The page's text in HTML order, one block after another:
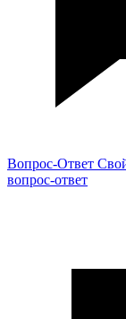
Вопрос-Ответ
вопрос-ответ